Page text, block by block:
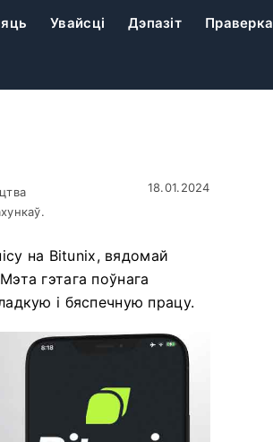
Увайсці Дэпазіт Праверка
18.01.2024
на Bitunix, вядомай
гэтага поўнага
і бяспечную працу.